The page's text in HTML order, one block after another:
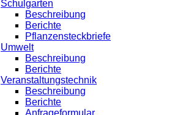
Schulgarten
Beschreibung
Berichte
Pflanzensteckbriefe
Umwelt
Beschreibung
Berichte
Veranstaltungstechnik
Beschreibung
Berichte
Anfrageformular